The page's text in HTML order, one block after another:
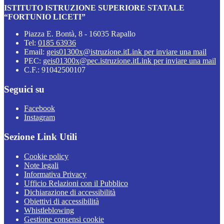
ISTITUTO ISTRUZIONE SUPERIORE STATALE
“FORTUNIO LICETI”
Piazza E. Bontà, 8 - 16035 Rapallo
Tel: 0185 63936
Email: geis01300x@istruzione.itLink per inviare una mail
PEC: geis01300x@pec.istruzione.itLink per inviare una mail
C.F.: 91042500107
Seguici su
Facebook
Instagram
Sezione Link Utili
Cookie policy
Note legali
Informativa Privacy
Ufficio Relazioni con il Pubblico
Dichiarazione di accessibilità
Obiettivi di accessibilità
Whistleblowing
Gestione consensi cookie